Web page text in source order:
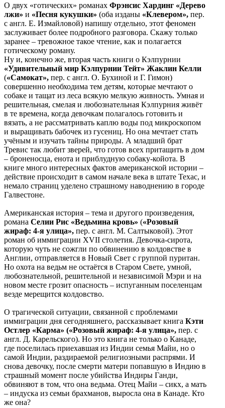
О двух «готических» романах Фрэнсис Хардинг «Дерево
лжи» и «Песня кукушки» (оба изданы «Клевером», пер.
с англ. Е. Измайловой) напишу отдельно, этот феномен
заслуживает более подробного разговора. Скажу только
заранее – тревожное такое чтение, как и полагается
готическому роману.
Ну и, конечно же, вторая часть книги о Кэлпурнии
«Удивительный мир Кэлпурнии Тейт» Жаклин Келли
(«Самокат», пер. с англ. О. Бухиной и Г. Гимон)
совершенно необходима тем детям, которые мечтают о
собаке и тащат из леса всякую мелкую живность. Умная и
решительная, смелая и любознательная Кэлпурния живёт
в те времена, когда девочкам полагалось готовить и
вязать, а не рассматривать каплю воды под микроскопом
и выращивать бабочек из гусениц. Но она мечтает стать
учёным и изучать тайны природы. А младший брат
Тревис так любит зверей, что готов всех притащить в дом
– броненосца, енота и приблудную собаку-койота. В
книге много интересных фактов американской истории –
действие происходит в самом начале века в штате Техас, и
немало страниц уделено страшному наводнению в городе
Галвестоне.
Американская история – тема и другого произведения,
романа Селии Рис «Ведьмина кровь» («Розовый
жираф: 4-я улица», пер. с англ. М. Салтыковой). Этот
роман об иммиграции XVII столетия. Девочка-сирота,
которую чуть не сожгли по обвинению в колдовстве в
Англии, отправляется в Новый Свет с группой пуритан.
Но охота на ведьм не остаётся в Старом Свете, умной,
любознательной, решительной и независимой Мэри и на
новом месте грозит опасность – испуганным поселенцам
везде мерещится колдовство.
О трагической ситуации, связанной с проблемами
иммиграции дня сегодняшнего, рассказывает книга Кэти
Остлер «Карма» («Розовый жираф: 4-я улица», пер. с
англ. Д. Карельского). Но это книга не только о Канаде,
где поселилась приехавшая из Индии семья Майи, но о
самой Индии, раздираемой религиозными распрями. И
снова девочку, после смерти матери попавшую в Индию в
страшный момент после убийства Индиры Ганди,
обвиняют в том, что она ведьма. Отец Майи – сикх, а мать
– индуска из семьи брахманов, выросла она в Канаде. Кто
же она?